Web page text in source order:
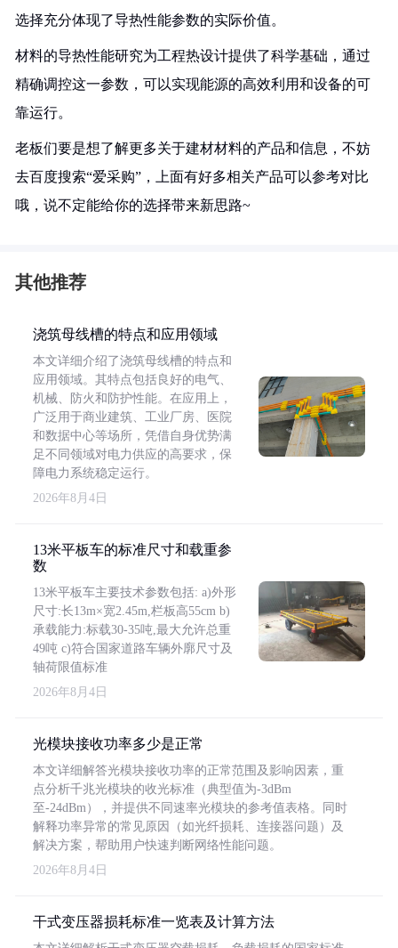
选择充分体现了导热性能参数的实际价值。
材料的导热性能研究为工程热设计提供了科学基础，通过
精确调控这一参数，可以实现能源的高效利用和设备的可
靠运行。
老板们要是想了解更多关于建材材料的产品和信息，不妨
去百度搜索“爱采购”，上面有好多相关产品可以参考对比
哦，说不定能给你的选择带来新思路~
其他推荐
浇筑母线槽的特点和应用领域
本文详细介绍了浇筑母线槽的特点和
应用领域。其特点包括良好的电气、
机械、防火和防护性能。在应用上，
广泛用于商业建筑、工业厂房、医院
和数据中心等场所，凭借自身优势满
足不同领域对电力供应的高要求，保
障电力系统稳定运行。
2026年8月4日
13米平板车的标准尺寸和载重参
数
13米平板车主要技术参数包括: a)外形
尺寸:长13m×宽2.45m,栏板高55cm b)
承载能力:标载30-35吨,最大允许总重
49吨 c)符合国家道路车辆外廓尺寸及
轴荷限值标准
2026年8月4日
光模块接收功率多少是正常
本文详细解答光模块接收功率的正常范围及影响因素，重
点分析千兆光模块的收光标准（典型值为-3dBm
至-24dBm），并提供不同速率光模块的参考值表格。同时
解释功率异常的常见原因（如光纤损耗、连接器问题）及
解决方案，帮助用户快速判断网络性能问题。
2026年8月4日
干式变压器损耗标准一览表及计算方法